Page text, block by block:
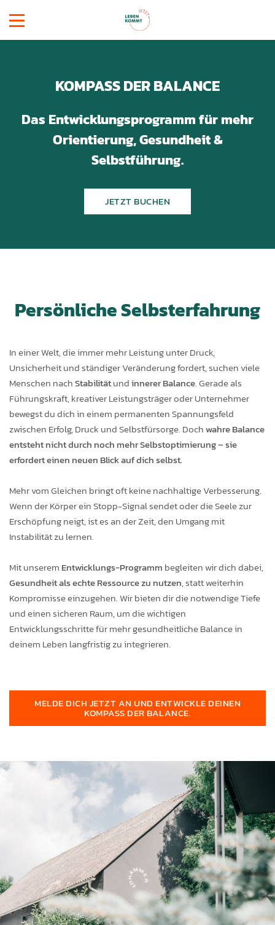
KOMPASS DER BALANCE
Das Entwicklungsprogramm für mehr
Orientierung, Gesundheit &
Selbstführung.
JETZT BUCHEN
Persönliche Selbsterfahrung
In einer Welt, die immer mehr Leistung unter Druck,
Unsicherheit und ständiger Veränderung fordert, suchen viele
Menschen nachStabilitätundinnerer Balance. Gerade als
Führungskraft, kreativer Leistungsträger oder Unternehmer
bewegst du dich in einem permanenten Spannungsfeld
zwischen Erfolg, Druck und Selbstfürsorge. Dochwahre Balance
entsteht nicht durch noch mehr Selbstoptimierung – sie
erfordert einen neuen Blick auf dich selbst.
Mehr vom Gleichen bringt oft keine nachhaltige Verbesserung.
Wenn der Körper ein Stopp-Signal sendet oder die Seele zur
Erschöpfung neigt, ist es an der Zeit, den Umgang mit
Instabilität zu lernen.
Mit unserem Entwicklungs-Programm begleiten wir dich dabei,
Gesundheit als echte Ressource zu nutzen, statt weiterhin
Kompromisse einzugehen. Wir bieten dir die notwendige Tiefe
und einen sicheren Raum, um die wichtigen
Entwicklungsschritte für mehr gesundheitliche Balance in
deinem Leben langfristig zu integrieren.
MELDE DICH JETZT AN UND ENTWICKLE DEINEN
KOMPASS DER BALANCE.